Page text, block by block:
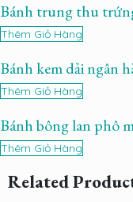
Bánh trung thu
Thêm Giỏ Hàng
Bánh kem dải ngân
Thêm Giỏ Hàng
Bánh bông lan phô
Thêm Giỏ Hàng
Related